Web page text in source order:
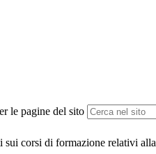
le pagine del sito
sui corsi di formazione relativi